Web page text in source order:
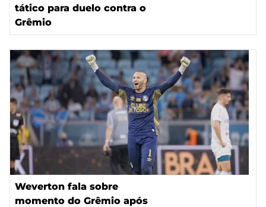
tático para duelo contra o
Grêmio
Weverton fala sobre
momento do Grêmio após